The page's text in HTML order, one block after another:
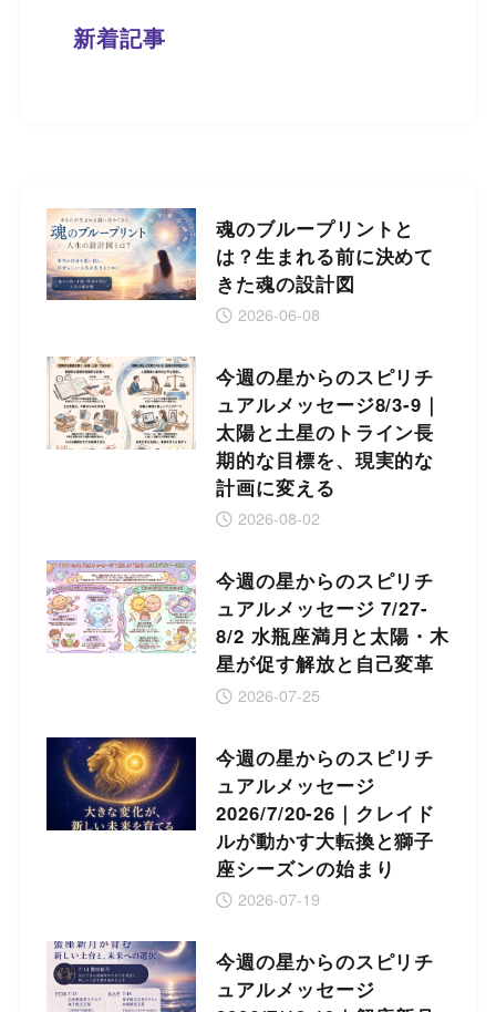
新着記事
魂のブループリントと
は？生まれる前に決めて
きた魂の設計図
2026-06-08
今週の星からのスピリチ
ュアルメッセージ8/3-9｜
太陽と土星のトライン長
期的な目標を、現実的な
計画に変える
2026-08-02
今週の星からのスピリチ
ュアルメッセージ 7/27-
8/2 水瓶座満月と太陽・木
星が促す解放と自己変革
2026-07-25
今週の星からのスピリチ
ュアルメッセージ
2026/7/20-26｜クレイド
ルが動かす大転換と獅子
座シーズンの始まり
2026-07-19
今週の星からのスピリチ
ュアルメッセージ